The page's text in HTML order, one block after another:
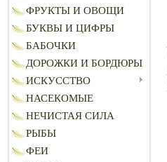
ФРУКТЫ И ОВОЩИ
БУКВЫ И ЦИФРЫ
БАБОЧКИ
ДОРОЖКИ И БОРДЮРЫ
ИСКУССТВО
НАСЕКОМЫЕ
НЕЧИСТАЯ СИЛА
РЫБЫ
ФЕИ